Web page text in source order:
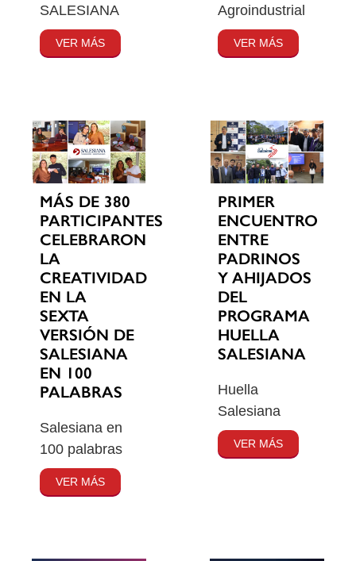
SALESIANA
VER MÁS
Agroindustrial
VER MÁS
MÁS DE 380
PARTICIPANTES
CELEBRARON
LA
CREATIVIDAD
EN LA
SEXTA
VERSIÓN DE
SALESIANA
EN 100
PALABRAS
Salesiana en
100 palabras
VER MÁS
PRIMER
ENCUENTRO
ENTRE
PADRINOS
Y AHIJADOS
DEL
PROGRAMA
HUELLA
SALESIANA
Huella
Salesiana
VER MÁS